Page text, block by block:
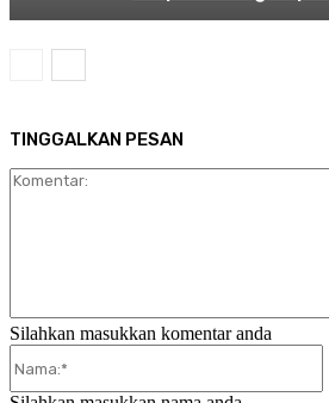
TINGGALKAN PESAN
Silahkan masukkan komentar anda